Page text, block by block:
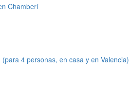
Chamberí
4 personas, en casa y en Valencia)